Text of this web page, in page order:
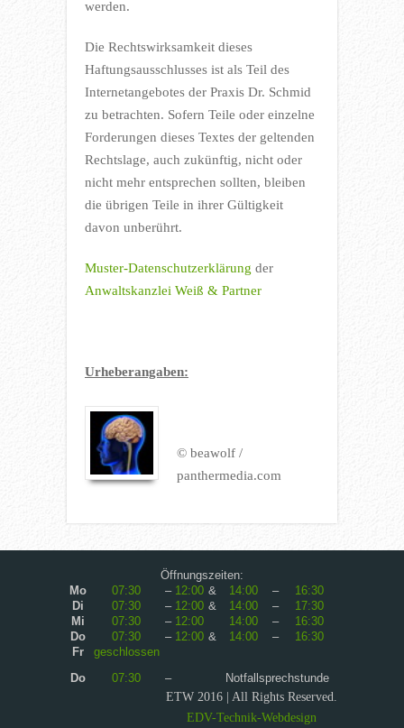
werden.
Die Rechtswirksamkeit dieses
Haftungsausschlusses ist als Teil des
Internetangebotes der Praxis Dr. Schmid
zu betrachten. Sofern Teile oder einzelne
Forderungen dieses Textes der geltenden
Rechtslage, auch zukünftig, nicht oder
nicht mehr entsprechen sollten, bleiben
die übrigen Teile in ihrer Gültigkeit
davon unberührt.
Muster-Datenschutzerklärung der
Anwaltskanzlei Weiß & Partner
Urheberangaben:
© beawolf /
panthermedia.com
Öffnungszeiten:
Mo
07:30 – 12:00 & 14:00 –
16:30
Di
07:30 – 12:00 & 14:00 –
17:30
Mi
07:30 – 12:00 14:00 –
16:30
Do
07:30 – 12:00 & 14:00 –
16:30
Fr
geschlossen
Do
07:30 –
Notfallsprechstunde
ETW 2016 | All Rights Reserved.
EDV-Technik-Webdesign